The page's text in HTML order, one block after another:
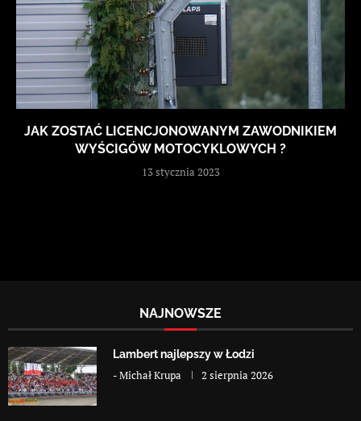
JAK ZOSTAĆ LICENCJONOWANYM ZAWODNIKIEM
WYŚCIGÓW MOTOCYKLOWYCH ?
13 stycznia 2023
NAJNOWSZE
Lambert najlepszy w Łodzi
-Michał Krupa 2 sierpnia 2026